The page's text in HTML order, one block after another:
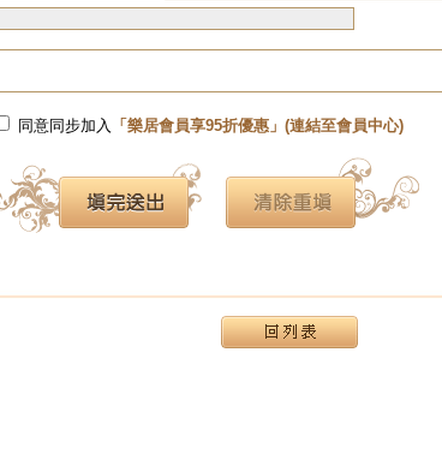
同意同步加入 「樂居會員享95折優惠」(連結至會員中心)